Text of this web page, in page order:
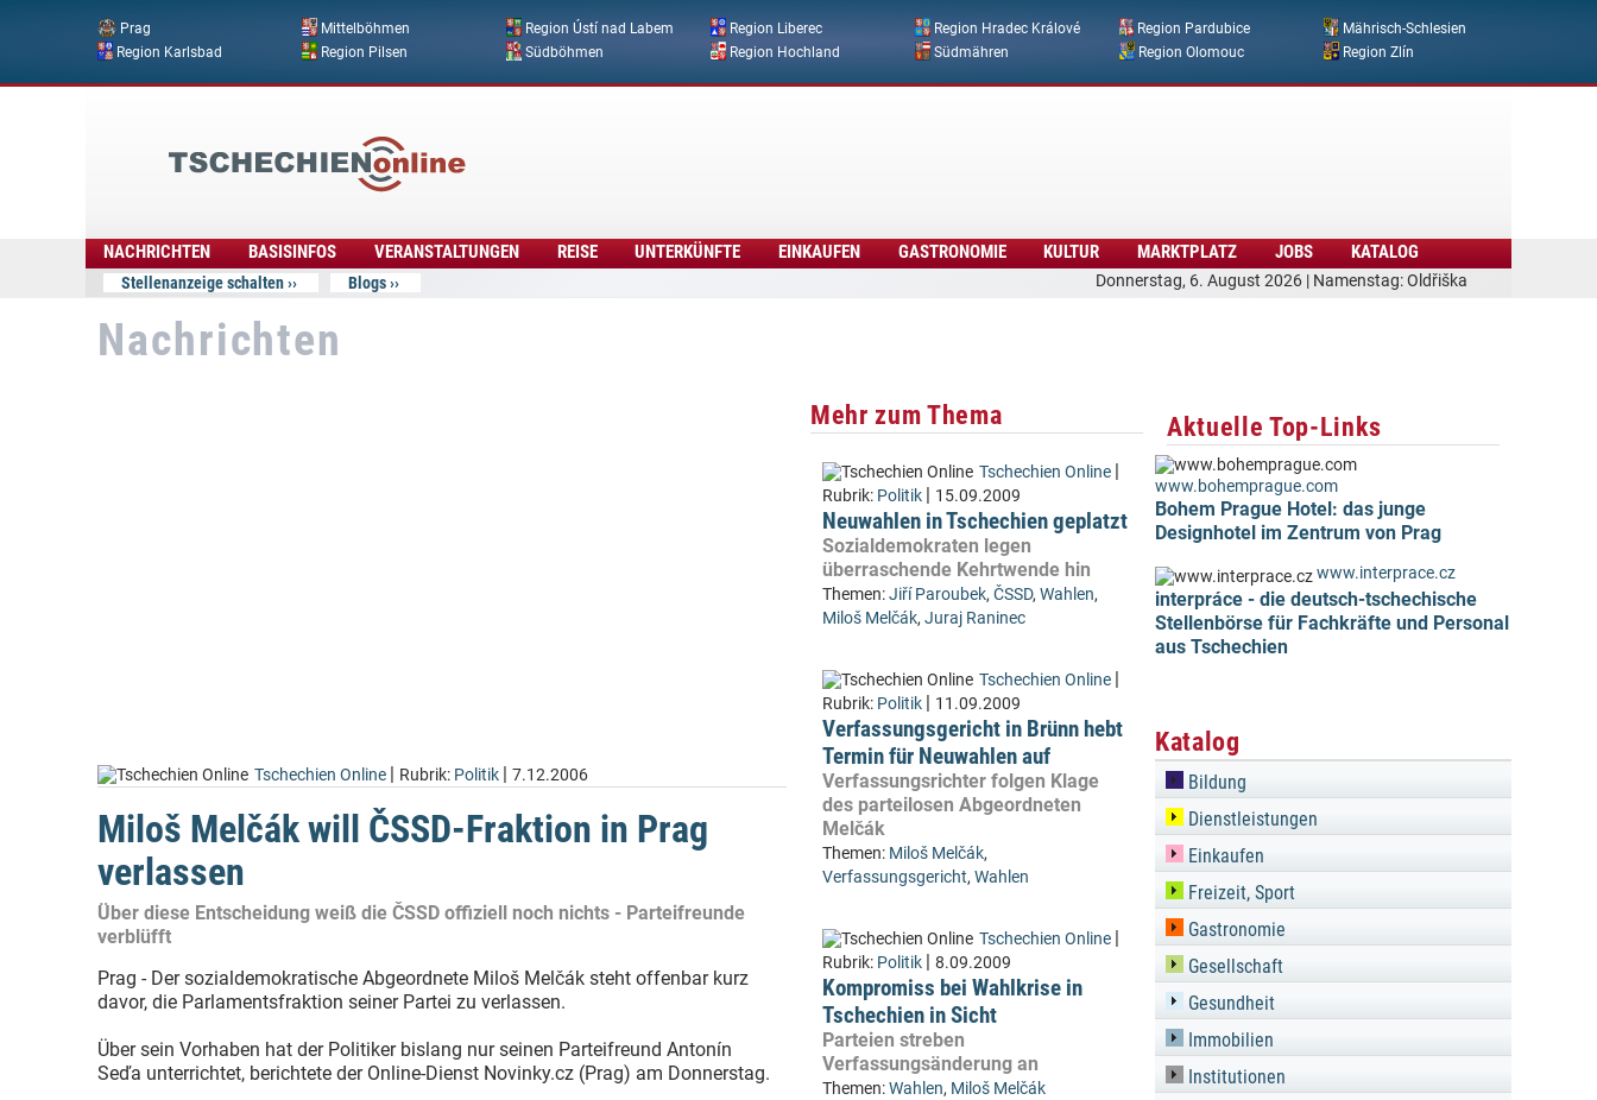
Direkt zum Inhalt
Prag Mittelböhmen Region Ústí nad Labem Region Liberec Region Hradec Králové Region Pardubice
Mährisch-Schlesien
Region Karlsbad
Region Pilsen Südböhmen Region Hochland Südmähren Region Olomouc Region Zlín
Donnerstag, 6. August 2026 | Namenstag: Oldřiška
Online
NACHRICHTEN BASISINFOS VERANSTALTUNGEN REISE UNTERKÜNFTE EINKAUFEN GASTRONOMIE KULTUR MARKTPLATZ JOBS KATALOG
Stellenanzeige schalten Blogs
Nachrichten
Tschechien Online | Rubrik: Politik | 7.12.2006
Miloš Melčák will ČSSD-Fraktion in Prag
verlassen
Über diese Entscheidung weiß die ČSSD offiziell noch nichts - Parteifreunde
verblüfft
Prag - Der sozialdemokratische Abgeordnete Miloš Melčák steht offenbar kurz
davor, die Parlamentsfraktion seiner Partei zu verlassen.
Über sein Vorhaben hat der Politiker bislang nur seinen Parteifreund Antonín
Seďa unterrichtet, berichtete der Online-Dienst Novinky.cz (Prag) am Donnerstag.
Mehr zum Thema
Tschechien Online |
Rubrik: Politik | 15.09.2009
Neuwahlen in Tschechien geplatzt
Sozialdemokraten legen
überraschende Kehrtwende hin
Themen:Jiří Paroubek, ČSSD, Wahlen,
Miloš Melčák, Juraj Raninec
Tschechien Online |
Rubrik: Politik | 11.09.2009
Verfassungsgericht in Brünn hebt
Termin für Neuwahlen auf
Verfassungsrichter folgen Klage
des parteilosen Abgeordneten
Melčák
Themen: Miloš Melčák,
Verfassungsgericht, Wahlen
Tschechien Online |
Rubrik: Politik | 8.09.2009
Kompromiss bei Wahlkrise in
Tschechien in Sicht
Parteien streben
Verfassungsänderung an
Themen:Wahlen, Miloš Melčák
Aktuelle Top-Links
www.bohemprague.com
Bohem Prague Hotel: das junge
Designhotel im Zentrum von Prag
www.interprace.cz
interpráce - die deutsch-tschechische
Stellenbörse für Fachkräfte und Personal
aus Tschechien
Katalog
Bildung
Dienstleistungen
Einkaufen
Freizeit, Sport
Gastronomie
Gesellschaft
Gesundheit
Immobilien
Institutionen